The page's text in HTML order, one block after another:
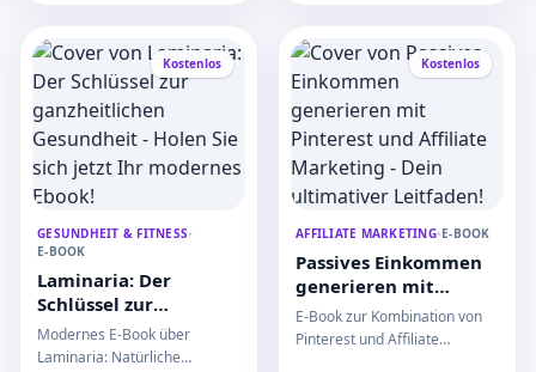
Kostenlos
GESUNDHEIT & FITNESS•
E-BOOK
Laminaria: Der
Schlüssel zur
ganzheitlichen
Gesundheit - Holen
Modernes E-Book über
Laminaria: Natürliche
Kostenlos
AFFILIATE MARKETING•E-BOOK
Passives Einkommen
generieren mit
Pinterest und Affiliate
Marketing - Dein
E-Book zur Kombination von
Pinterest und Affiliate